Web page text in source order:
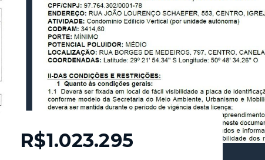
R$1.023.295